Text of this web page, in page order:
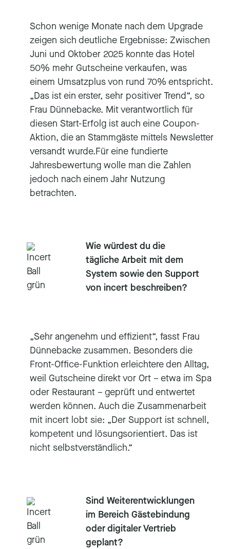
Schon wenige Monate nach dem Upgrade
zeigen sich deutliche Ergebnisse: Zwischen
Juni und Oktober 2025 konnte das Hotel
50% mehr Gutscheine verkaufen, was
einem Umsatzplus von rund 70% entspricht.
„Das ist ein erster, sehr positiver Trend“, so
Frau Dünnebacke. Mit verantwortlich für
diesen Start-Erfolg ist auch eine Coupon-
Aktion, die an Stammgäste mittels Newsletter
versandt wurde.Für eine fundierte
Jahresbewertung wolle man die Zahlen
jedoch nach einem Jahr Nutzung
betrachten.
Wie würdest du die
tägliche Arbeit mit dem
System sowie den Support
von incert beschreiben?
„Sehr angenehm und effizient“, fasst Frau
Dünnebacke zusammen. Besonders die
Front-Office-Funktion erleichtere den Alltag,
weil Gutscheine direkt vor Ort – etwa im Spa
oder Restaurant – geprüft und entwertet
werden können. Auch die Zusammenarbeit
mit incert lobt sie: „Der Support ist schnell,
kompetent und lösungsorientiert. Das ist
nicht selbstverständlich.“
Sind Weiterentwicklungen
im Bereich Gästebindung
oder digitaler Vertrieb
geplant?